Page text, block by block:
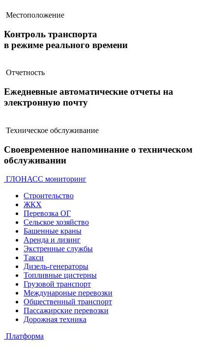
Местоположение
Контроль транспорта
в режиме реального времени
Отчетность
Ежедневные автоматические отчеты на
электронную почту
Техническое обслуживание
Своевременное напоминание о техническом
обслуживании
ГЛОНАСС мониторинг
Строительство
ЖКХ
Перевозка ОГ
Сельское хозяйство
Башенные краны
Аренда и лизинг
Экстренные службы
Такси
Дизель-генераторы
Топливные цистерны
Грузовой транспорт
Междунароные перевозки
Общественный транспорт
Пассажирские перевозки
Дорожная техника
Платформа